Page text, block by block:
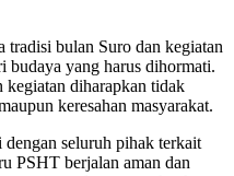
tradisi bulan Suro dan kegiatan
budaya yang harus dihormati.
diharapkan tidak
keresahan masyarakat.
seluruh pihak terkait
PSHT berjalan aman dan